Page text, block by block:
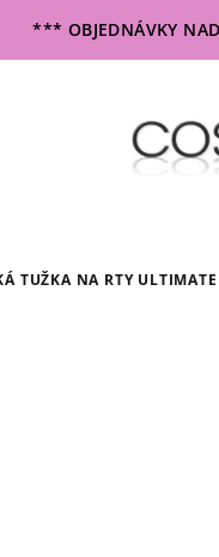
*** OBJEDNÁVKY
TUŽKA NA RTY